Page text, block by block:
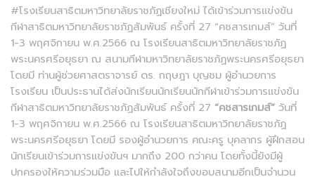
#โรงเรียนสาธิตมหาวิทยาลัยราชภัฏเชียงใหม่ ได้เข้าร่วมการแข่งขัน
กีฬาสาธิตมหาวิทยาลัยราชภัฏสัมพันธ์ ครั้งที่ 27 “คชสารเกมส์” วันที่
1-3 พฤศจิกายน พ.ศ.2566 ณ โรงเรียนสาธิตมหาวิทยาลัยราชภัฏ
พระนครศรีอยุธยา ณ สนามกีฬามหาวิทยาลัยราชภัฏพระนครศรีอยุธยา
โดยมี ท่านผู้ช่วยศาสตราจารย์ ดร. กฤษฎา บุญชม ผู้อำนวยการ
โรงเรียน เป็นประธานได้ส่งนักเรียนนักเรียนนักกีฬาเข้าร่วมการแข่งขัน
กีฬาสาธิตมหาวิทยาลัยราชภัฏสัมพันธ์ ครั้งที่ 27 “คชสารเกมส์” วันที่
1-3 พฤศจิกายน พ.ศ.2566 ณ โรงเรียนสาธิตมหาวิทยาลัยราชภัฏ
พระนครศรีอยุธยา โดยมี รองผู้อำนวยการ คณะครู บุคลากร ผู้ฝึกสอน
นักเรียนเข้าร่วมการแข่งขันฯ มากถึง 200 กว่าคน โดยทั้งนี้ยังมีผู้
ปกครองให้ความร่วมมือ และไปให้กำลังใจถึงขอบสนามอีกเป็นจำนวน